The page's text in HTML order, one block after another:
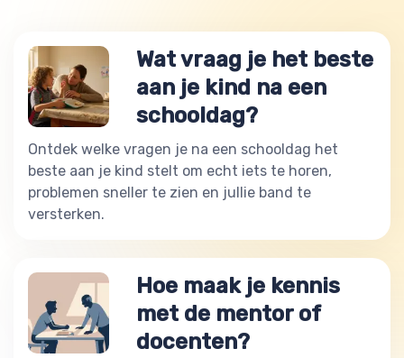
Wat vraag je het beste
aan je kind na een
schooldag?
Ontdek welke vragen je na een schooldag het
beste aan je kind stelt om echt iets te horen,
problemen sneller te zien en jullie band te
versterken.
Hoe maak je kennis
met de mentor of
docenten?